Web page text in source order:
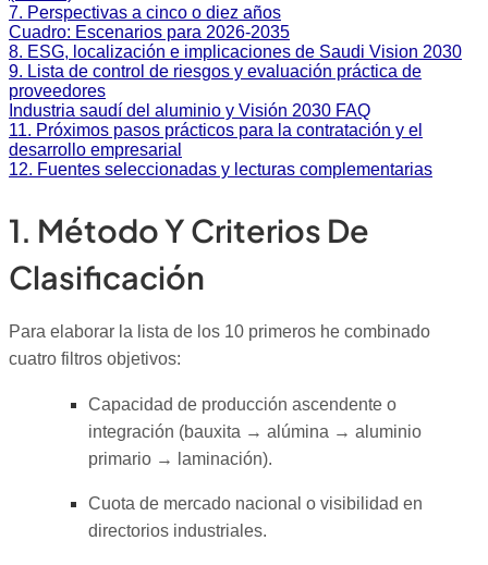
7. Perspectivas a cinco o diez años
Cuadro: Escenarios para 2026-2035
8. ESG, localización e implicaciones de Saudi Vision 2030
9. Lista de control de riesgos y evaluación práctica de
proveedores
Industria saudí del aluminio y Visión 2030 FAQ
11. Próximos pasos prácticos para la contratación y el
desarrollo empresarial
12. Fuentes seleccionadas y lecturas complementarias
1. Método Y Criterios De
Clasificación
Para elaborar la lista de los 10 primeros he combinado
cuatro filtros objetivos:
Capacidad de producción ascendente o
integración (bauxita → alúmina → aluminio
primario → laminación).
Cuota de mercado nacional o visibilidad en
directorios industriales.